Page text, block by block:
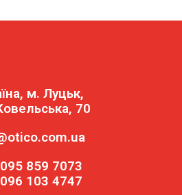
м. Луцьк,
70
859 7073
103 4747